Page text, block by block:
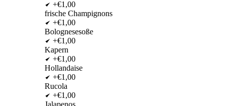
+€1,00
frische Champignons
+€1,00
Bolognesesoße
+€1,00
Kapern
+€1,00
Hollandaise
+€1,00
Rucola
+€1,00
Jalapenos